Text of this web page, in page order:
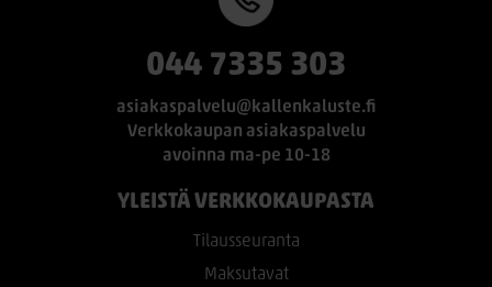
044 7335 303
asiakaspalvelu@kallenkaluste.fi
Verkkokaupan asiakaspalvelu
avoinna ma-pe 10-18
YLEISTÄ VERKKOKAUPASTA
Tilausseuranta
Maksutavat